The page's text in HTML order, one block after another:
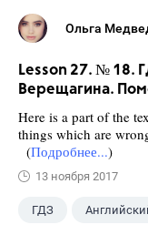
Ольга
Lesson 27. № 18.
Верещагина.
Here is a part of the
things which are
(Подробнее...)
13 ноября 2017
ГДЗ